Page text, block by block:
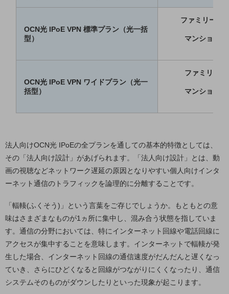
業界から見つける
業界から見つけるTOP
製造業
小売・卸売業
その他の業界はこちら
ゲーム感覚で見つける
ビジネスお悩み診断
NTTドコモビジネス
モバイル・ICTサービスをオンラインで
相談・申し込みができるバーチャルショップ
法人向けモバイルトップ
はじめての方へ
サービス・商品を探す
新規会員登録/ログインはこちら
100回線以上のお問い合わせ・お見積りはこちら
OCN光 IPoE VPN 標準プラン（光一括
型）
ファミリー
マンション
OCN光 IPoE VPN ワイドプラン（光一
括型）
ファミリー
マンション
法人向けOCN光 IPoEの全プランを通しての基本的特徴としては、
その「法人向け設計」があげられます。「法人向け設計」とは、動
画の視聴などネットワーク遅延の原因となりやすい個人向けインタ
ーネット通信のトラフィックを論理的に分離することです。
「輻輳(ふくそう)」という言葉をご存じでしょうか。もともとの意
味はさまざまなものが1ヵ所に集中し、混み合う状態を指していま
す。通信の分野においては、特にインターネット回線や電話回線に
アクセスが集中することを意味します。インターネットで輻輳が発
生した場合、インターネット回線の通信速度がだんだんと遅くなっ
ていき、さらにひどくなると回線がつながりにくくなったり、通信
システムそのものがダウンしたりといった現象が起こります。